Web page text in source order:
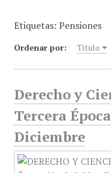
Etiquetas: Pensiones
Ordenar por: Título
Derecho y
Tercera
Diciembre